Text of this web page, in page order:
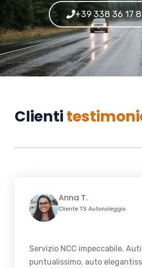
+39 338 36 17
Clienti
Anna T.
Cliente TS Autonoleggio
Servizio NCC impeccabile.
puntualissimo, auto